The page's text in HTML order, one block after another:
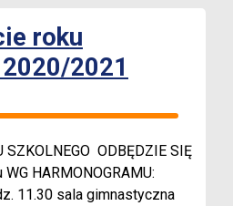
roku
2021
SZKOLNEGO ODBĘDZIE SIĘ
HARMONOGRAMU:
11.30 sala gimnastyczna